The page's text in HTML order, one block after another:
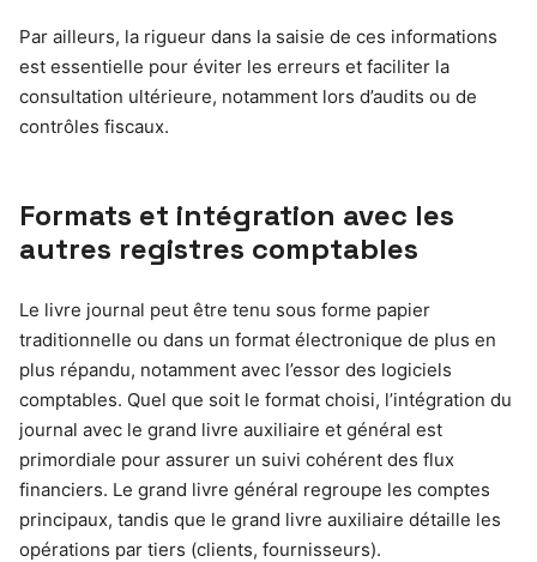
Par ailleurs, la rigueur dans la saisie de ces informations
est essentielle pour éviter les erreurs et faciliter la
consultation ultérieure, notamment lors d’audits ou de
contrôles fiscaux.
Formats et intégration avec les
autres registres comptables
Le livre journal peut être tenu sous forme papier
traditionnelle ou dans un format électronique de plus en
plus répandu, notamment avec l’essor des logiciels
comptables. Quel que soit le format choisi, l’intégration du
journal avec le grand livre auxiliaire et général est
primordiale pour assurer un suivi cohérent des flux
financiers. Le grand livre général regroupe les comptes
principaux, tandis que le grand livre auxiliaire détaille les
opérations par tiers (clients, fournisseurs).